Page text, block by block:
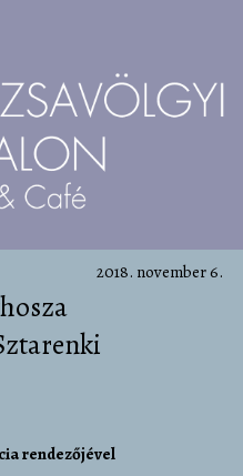
2018. november 6.
rendezőjével